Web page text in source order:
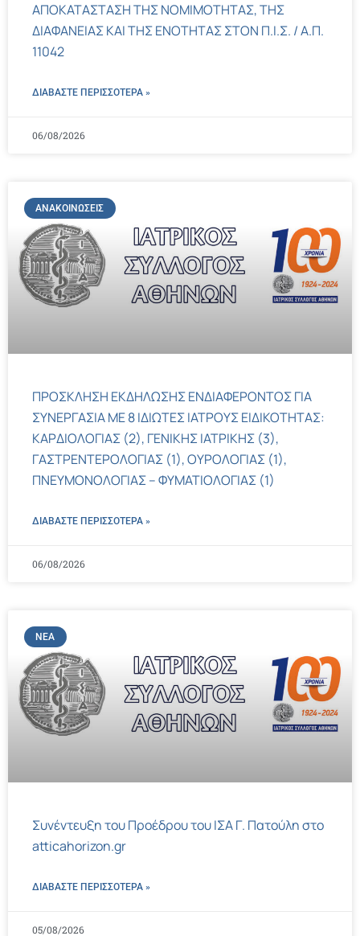
ΑΠΟΚΑΤΑΣΤΑΣΗ ΤΗΣ ΝΟΜΙΜΟΤΗΤΑΣ, ΤΗΣ
ΔΙΑΦΑΝΕΙΑΣ ΚΑΙ ΤΗΣ ΕΝΟΤΗΤΑΣ ΣΤΟΝ Π.Ι.Σ. / Α.Π.
11042
ΔΙΑΒΑΣΤΕ ΠΕΡΙΣΣΌΤΕΡΑ »
06/08/2026
ΑΝΑΚΟΙΝΏΣΕΙΣ
ΠΡΟΣΚΛΗΣΗ ΕΚΔΗΛΩΣΗΣ ΕΝΔΙΑΦΕΡΟΝΤΟΣ ΓΙΑ
ΣΥΝΕΡΓΑΣΙΑ ΜΕ 8 ΙΔΙΩΤΕΣ ΙΑΤΡΟΥΣ ΕΙΔΙΚΟΤΗΤΑΣ:
ΚΑΡΔΙΟΛΟΓΙΑΣ (2), ΓΕΝΙΚΗΣ ΙΑΤΡΙΚΗΣ (3),
ΓΑΣΤΡΕΝΤΕΡΟΛΟΓΙΑΣ (1), ΟΥΡΟΛΟΓΙΑΣ (1),
ΠΝΕΥΜΟΝΟΛΟΓΙΑΣ – ΦΥΜΑΤΙΟΛΟΓΙΑΣ (1)
ΔΙΑΒΑΣΤΕ ΠΕΡΙΣΣΌΤΕΡΑ »
06/08/2026
ΝΈΑ
Συνέντευξη του Προέδρου του ΙΣΑ Γ. Πατούλη στο
atticahorizon.gr
ΔΙΑΒΑΣΤΕ ΠΕΡΙΣΣΌΤΕΡΑ »
05/08/2026